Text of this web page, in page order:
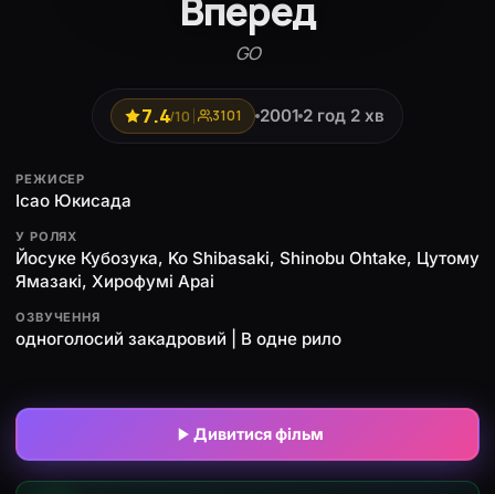
GO
7.4/10 3101 2001 2 год 2 хв
РЕЖИСЕР
Ісао Юкисада
У РОЛЯХ
Йосуке Кубозука, Ko Shibasaki, Shinobu Ohtake, Цутому
Ямазакі, Хирофумі Араі
ОЗВУЧЕННЯ
одноголосий закадровий | В одне рило
Дивитися фільм